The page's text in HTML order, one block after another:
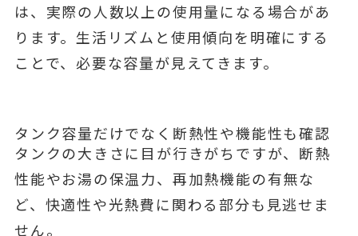
は、実際の人数以上の使用量になる場合があ
ります。生活リズムと使用傾向を明確にする
ことで、必要な容量が見えてきます。
タンク容量だけでなく断熱性や機能性も確認
タンクの大きさに目が行きがちですが、断熱
性能やお湯の保温力、再加熱機能の有無な
ど、快適性や光熱費に関わる部分も見逃せま
せん。